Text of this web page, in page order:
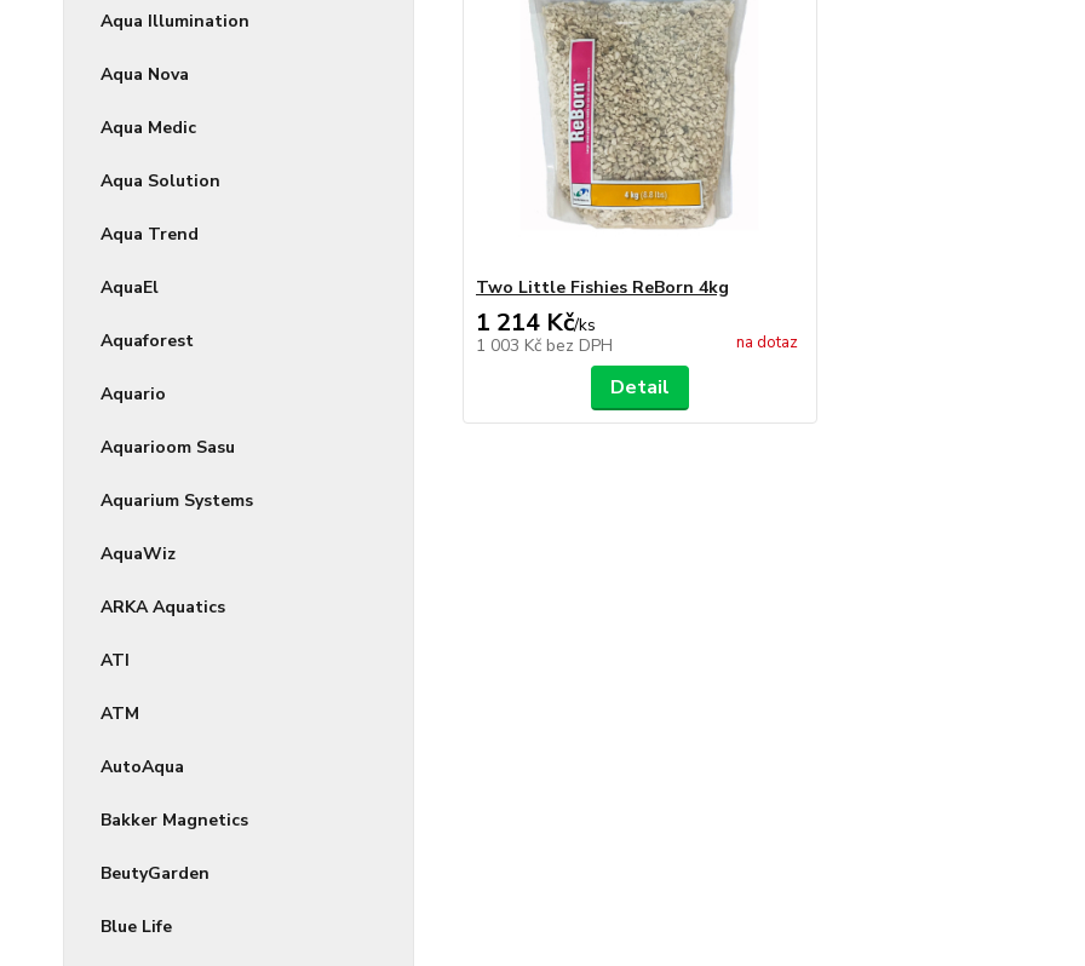
Aqua Illumination
Aqua Nova
Aqua Medic
Aqua Solution
Aqua Trend
AquaEl
Aquaforest
Aquario
Aquarioom Sasu
Aquarium Systems
AquaWiz
ARKA Aquatics
ATI
ATM
AutoAqua
Bakker Magnetics
BeutyGarden
Blue Life
Two Little Fishies ReBorn 4kg
1 214 Kč/ks
1 003 Kč bez DPH na dotaz
Detail